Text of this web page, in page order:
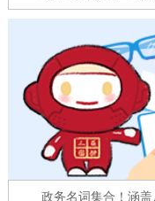
DEUTSCH
ESPAÑOL
ITALIANO
政务名词集合！涵盖